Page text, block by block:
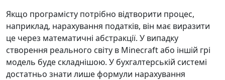
Якщо програмісту потрібно відтворити процес,
наприклад, нарахування податків, він має виразити
це через математичні абстракції. У випадку
створення реального світу в Minecraft або іншій грі
модель буде складнішою. У бухгалтерській системі
достатньо знати лише формули нарахування